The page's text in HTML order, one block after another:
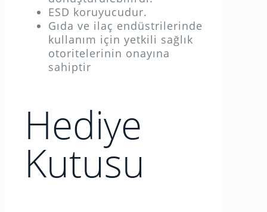
ESD koruyucudur.
Gıda ve ilaç endüstrilerinde
kullanım için yetkili sağlık
otoritelerinin onayına
sahiptir
Hediye
Kutusu